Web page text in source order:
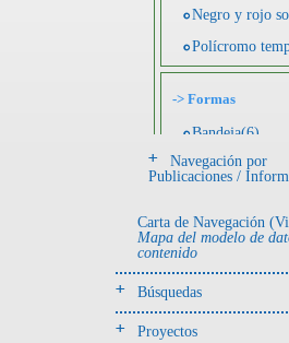
Negro y rojo
Polícromo
-> Formas
Bandeja(6)
Botella(4)
Efigie
Efigie híbrida(2)
Efigie
Navegación por
Publicaciones /
Carta de Navegación
Mapa del modelo de
contenido
Búsquedas
Proyectos